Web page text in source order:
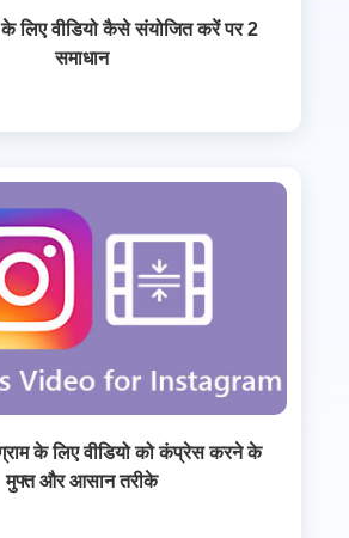
लिए वीडियो कैसे संयोजित करें पर 2
समाधान
के लिए वीडियो को कंप्रेस करने के
मुफ्त और आसान तरीके